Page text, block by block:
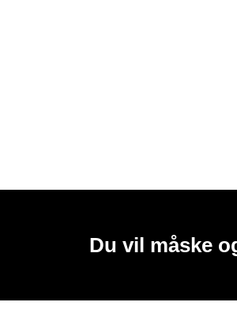
Du vil måske